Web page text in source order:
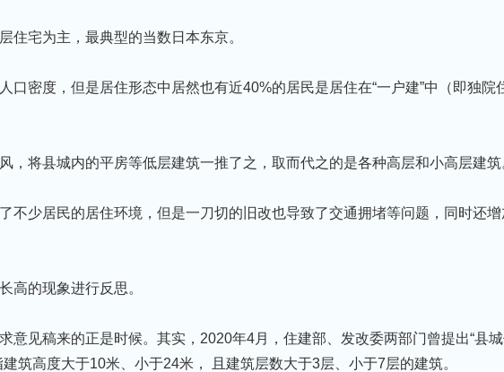
住宅为主，最典型的当数日本东京。
口密度，但是居住形态中居然也有近40%的居⺠是居住在“一户建”中（即独院
，将县城内的平房等低层建筑一推了之，取而代之的是各种高层和小高层建筑
不少居⺠的居住环境，但是一刀切的旧改也导致了交通拥堵等问题，同时还
高的现象进行反思。
意见稿来的正是时候。其实，2020年4月，住建部、发改委两部⻔曾提出“县
筑高度大于10米、小于24米， 且建筑层数大于3层、小于7层的建筑。